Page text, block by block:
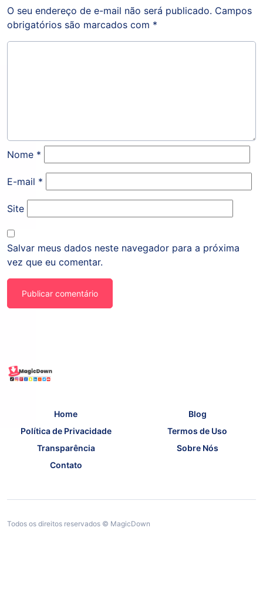
O seu endereço de e-mail não será publicado. Campos
obrigatórios são marcados com *
Nome *
E-mail *
Site
Salvar meus dados neste navegador para a próxima
vez que eu comentar.
Home
Blog
Política de Privacidade
Termos de Uso
Transparência
Sobre Nós
Contato
Todos os direitos reservados © MagicDown